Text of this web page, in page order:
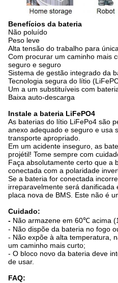
Benefícios da bateria
Não poluído
Peso leve
Alta tensão do trabalho para
Com procurar um caminho mais
seguro e seguro
Sistema de gestão integrado da
Tecnologia segura do lítio
Um a um substituíveis com
Baixa auto-descarga
Instale a bateria LiFePO4
As baterias do lítio LiFePo4 são
anexo adequado e seguro e usa
transporte apropriado.
Em um acidente inseguro, as
projétil! Tome sempre com
Faça absolutamente certo que a
conectada com a polaridade
Se a bateria for conectada
irreparavelmente será
placa nova de BMS. Este não é
Cuidado:
- Não armazene em 60℃ acima
- Não dispõe da bateria no fogo
- Não expõe à alta temperatura,
um caminho mais curto;
- O bloco novo da bateria deve
de usar.
FAQ: